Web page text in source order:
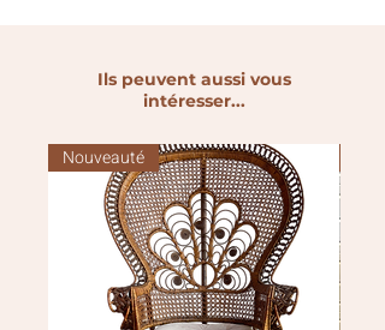
Ils peuvent aussi vous
intéresser...
Nouveauté